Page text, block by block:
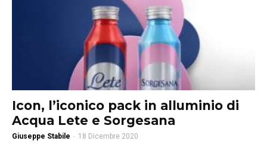
Icon, l’iconico pack in alluminio di
Acqua Lete e Sorgesana
Giuseppe Stabile - 18 Dicembre 2020